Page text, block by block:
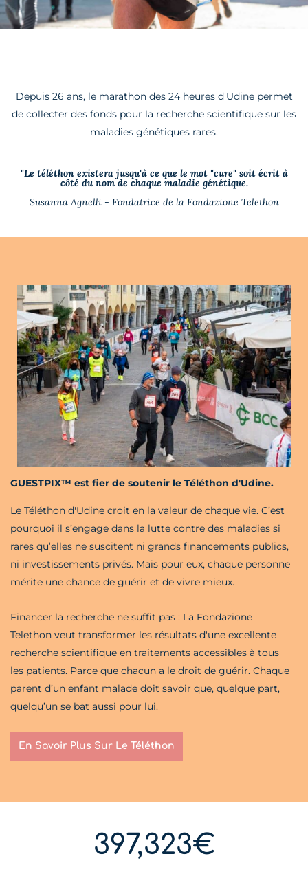
Depuis 26 ans, le marathon des 24 heures d'Udine permet
de collecter des fonds pour la recherche scientifique sur les
maladies génétiques rares.
"Le téléthon existera jusqu'à ce que le mot "cure" soit écrit à
côté du nom de chaque maladie génétique.
Susanna Agnelli - Fondatrice de la Fondazione Telethon
GUESTPIX™ est fier de soutenir le Téléthon d'Udine.
Le Téléthon d'Udine croit en la valeur de chaque vie. C’est
pourquoi il s’engage dans la lutte contre des maladies si
rares qu’elles ne suscitent ni grands financements publics,
ni investissements privés. Mais pour eux, chaque personne
mérite une chance de guérir et de vivre mieux.
Financer la recherche ne suffit pas : La Fondazione
Telethon veut transformer les résultats d'une excellente
recherche scientifique en traitements accessibles à tous
les patients. Parce que chacun a le droit de guérir. Chaque
parent d’un enfant malade doit savoir que, quelque part,
quelqu’un se bat aussi pour lui.
En Savoir Plus Sur Le Téléthon
397,323€